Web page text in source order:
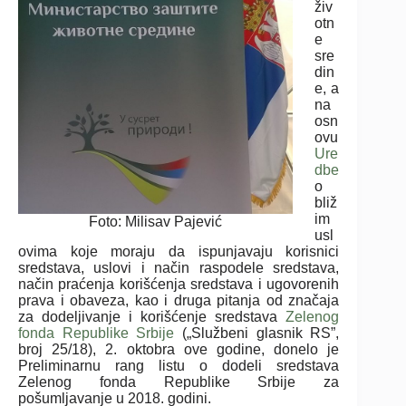
Foto: Milisav Pajević
živ
otn
e
sre
din
e, a
na
osn
ovu
Ure
dbe
o
bliž
im
usl
ovima koje moraju da ispunjavaju korisnici
sredstava, uslovi i način raspodele sredstava,
način praćenja korišćenja sredstava i ugovorenih
prava i obaveza, kao i druga pitanja od značaja
za dodeljivanje i korišćenje sredstavaZelenog
fonda Republike Srbije („Službeni glasnik RS”,
broj 25/18), 2. oktobra ove godine, donelo je
Preliminarnu rang listu o dodeli sredstava
Zelenog fonda Republike Srbije za
pošumljavanje u 2018. godini.